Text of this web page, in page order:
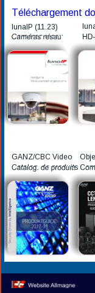
Téléchargement
lunaIP (11.23)
Caméras résau
GANZ/CBC Video
Catalog. de produits